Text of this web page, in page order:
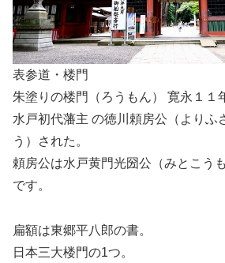
表参道・楼門
朱塗りの楼門（ろうもん） 寛永１１
水戸初代藩主 の徳川頼房公（よりふ
う）された。
頼房公は水戸黄門光圀公（みとこう
です。
扁額は東郷平八郎の書。
日本三大楼門の1つ。